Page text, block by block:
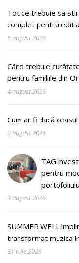
Tot ce trebuie sa stii
complet pentru
5 august 2026
Când trebuie
pentru familiile din
4 august 2026
Cum ar fi dacă
3 august 2026
TAG
pentru
3 august 2026
SUMMER WELL
transformat muzica
31 iulie 2026